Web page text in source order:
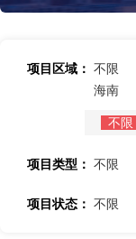
项目区域： 不限
海南
不限
项目类型： 不限
项目状态： 不限